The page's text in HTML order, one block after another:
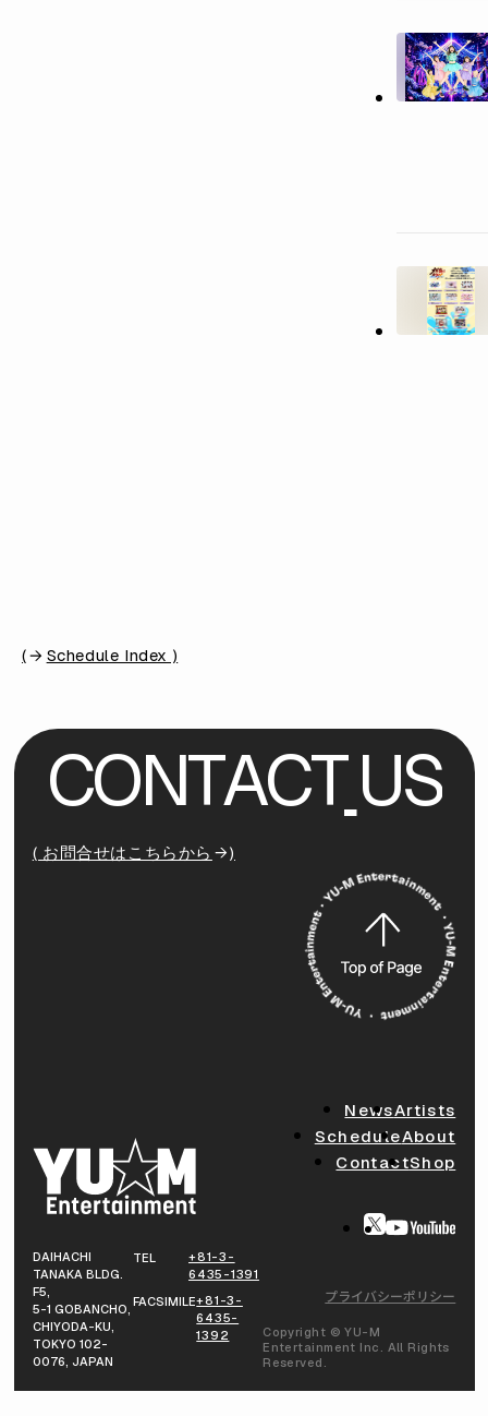
( Schedule Index )
CONTACT US
( お問合せはこちらから )
DAIHACHI
TANAKA BLDG.
F5,
5-1 GOBANCHO,
CHIYODA-KU,
TOKYO 102-
0076, JAPAN
TEL
+81-3-
6435-1391
FACSIMILE+81-3-
6435-
1392
NewsArtists
ScheduleAbout
ContactShop
プライバシーポリシー
Copyright © YU-M
Entertainment Inc. All Rights
Reserved.